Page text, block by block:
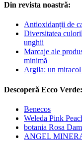
Din revista noastră:
Antioxidanții de
Diversitatea
unghii
Marcaje ale
minimă
Argila: un miracol
Descoperă Ecco Verde:
Benecos
Weleda Pink
botania Rosa
ANGEL